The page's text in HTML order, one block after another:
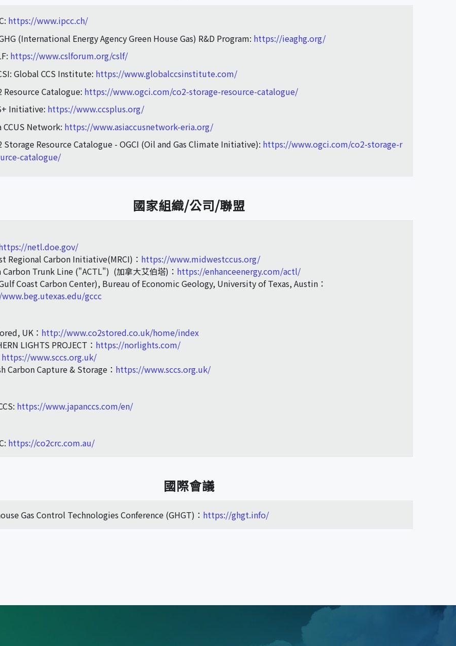
https://www.ipcc.ch/
(International Energy Agency Green House Gas) R&D Program: https://ieaghg.org/
https://www.cslforum.org/cslf/
Global CCS Institute: https://www.globalccsinstitute.com/
Resource Catalogue: https://www.ogci.com/co2-storage-resource-catalogue/
Initiative: https://www.ccsplus.org/
CCUS Network: https://www.asiaccusnetwork-eria.org/
Storage Resource Catalogue - OGCI (Oil and Gas Climate Initiative): https://www.ogci.com/co2-storage-r
catalogue/
國家組織/公司/聯盟
netl.doe.gov/
Regional Carbon Initiative(MRCI)： https://www.midwestccus.org/
Trunk Line ("ACTL") (加拿大艾伯塔)： https://enhanceenergy.com/actl/
Coast Carbon Center), Bureau of Economic Geology, University of Texas, Austin：
gccc
UK： http://www.co2stored.co.uk/home/index
LIGHTS PROJECT： https://norlights.com/
https://www.sccs.org.uk/
Carbon Capture & Storage： https://www.sccs.org.uk/
https://www.japanccs.com/en/
https://co2crc.com.au/
國際會議
Gas Control Technologies Conference (GHGT)： https://ghgt.info/